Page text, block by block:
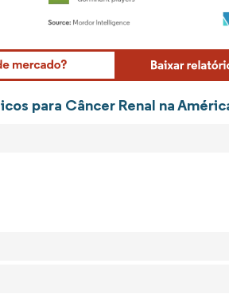
© Mordor Intelligence. O reuso requer atribuição
para Câncer Renal na